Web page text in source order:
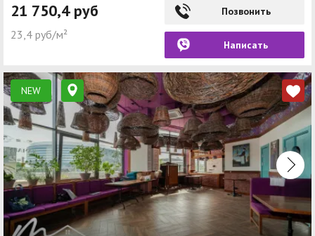
21 750,4 руб
23,4 руб/м²
Позвонить
Написать
NEW